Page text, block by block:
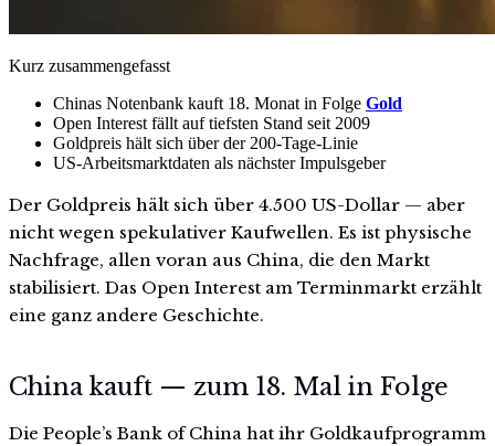
Kurz zusammengefasst
Chinas Notenbank kauft 18. Monat in Folge Gold
Open Interest fällt auf tiefsten Stand seit 2009
Goldpreis hält sich über der 200-Tage-Linie
US-Arbeitsmarktdaten als nächster Impulsgeber
Der Goldpreis hält sich über 4.500 US-Dollar — aber
nicht wegen spekulativer Kaufwellen. Es ist physische
Nachfrage, allen voran aus China, die den Markt
stabilisiert. Das Open Interest am Terminmarkt erzählt
eine ganz andere Geschichte.
China kauft — zum 18. Mal in Folge
Die People’s Bank of China hat ihr Goldkaufprogramm